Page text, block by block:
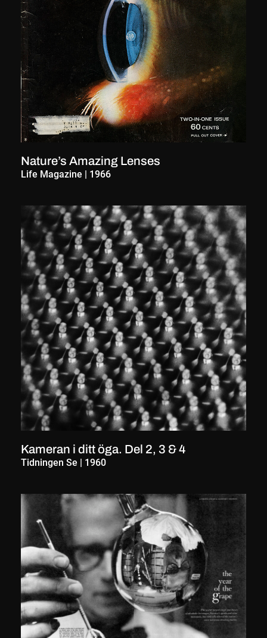
Nature’s Amazing Lenses
Life Magazine 1966
Kameran i ditt öga. Del 2, 3 & 4
Tidningen Se 1960